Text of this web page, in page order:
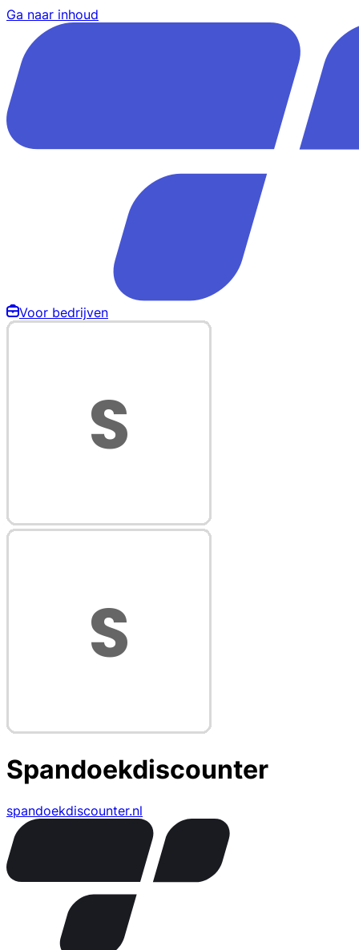
Ga naar inhoud
Voor bedrijven
Spandoekdiscounter
spandoekdiscounter.nl